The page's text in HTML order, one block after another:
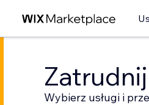
Wybierz usługi i